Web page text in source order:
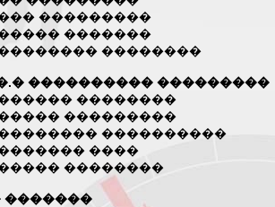
���������
�������
��������
���������� ���������
��������
���������
����������
����
��������
�������